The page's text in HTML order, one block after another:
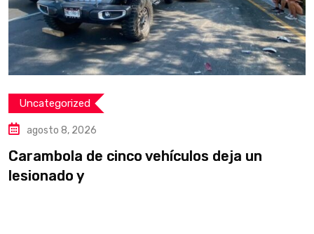
Uncategorized
agosto 8, 2026
Carambola de cinco vehículos deja un
lesionado y